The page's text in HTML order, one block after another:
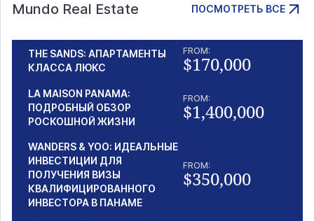
Mundo Real Estate ПОСМОТРЕТЬ ВСЕ
THE SANDS: АПАРТАМЕНТЫ
КЛАССА ЛЮКС
FROM:
$170,000
LA MAISON PANAMA:
ПОДРОБНЫЙ ОБЗОР
РОСКОШНОЙ ЖИЗНИ
FROM:
$1,400,000
WANDERS & YOO: ИДЕАЛЬНЫЕ
ИНВЕСТИЦИИ ДЛЯ
ПОЛУЧЕНИЯ ВИЗЫ
КВАЛИФИЦИРОВАННОГО
ИНВЕСТОРА В ПАНАМЕ
FROM:
$350,000